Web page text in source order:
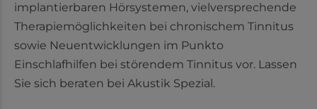
implantierbaren Hörsystemen, vielversprechende
Therapiemöglichkeiten bei chronischem Tinnitus
sowie Neuentwicklungen im Punkto
Einschlafhilfen bei störendem Tinnitus vor. Lassen
Sie sich beraten bei Akustik Spezial.